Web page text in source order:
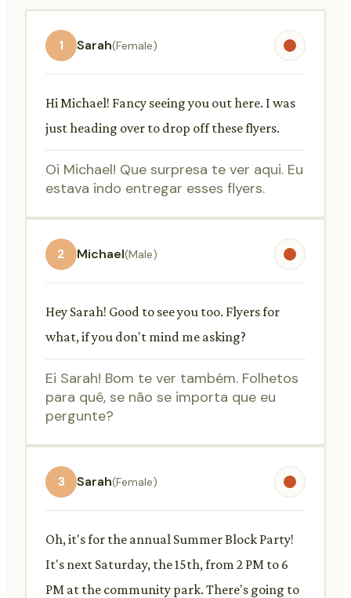
1 Sarah(Female)
Hi Michael! Fancy seeing you out here. I was
just heading over to drop off these flyers.
Oi Michael! Que surpresa te ver aqui. Eu
estava indo entregar esses flyers.
2 Michael(Male)
Hey Sarah! Good to see you too. Flyers for
what, if you don't mind me asking?
Ei Sarah! Bom te ver também. Folhetos
para quê, se não se importa que eu
pergunte?
3 Sarah(Female)
Oh, it's for the annual Summer Block Party!
It's next Saturday, the 15th, from 2 PM to 6
PM at the community park. There's going to